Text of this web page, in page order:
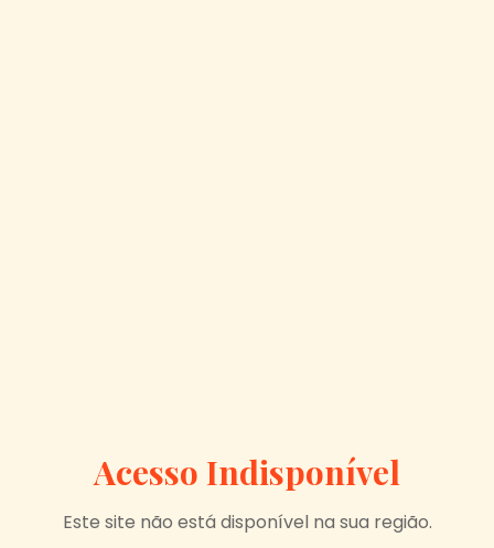
Acesso Indisponível
Este site não está disponível na sua região.